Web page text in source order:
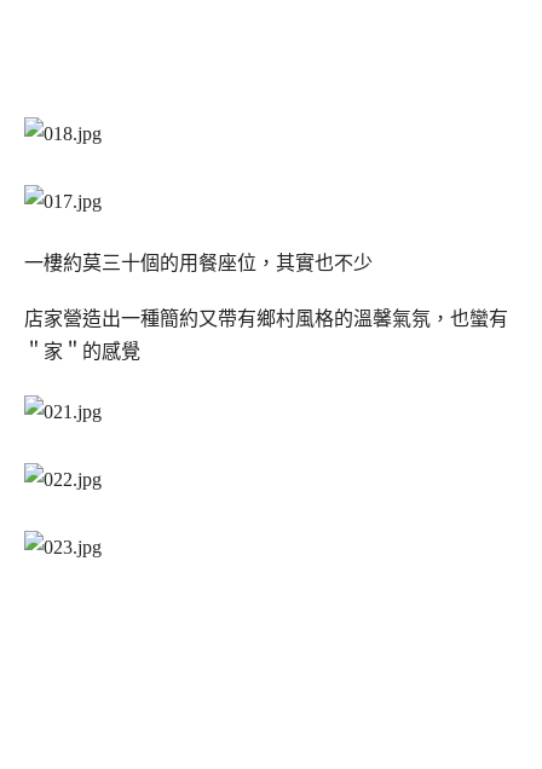
一樓約莫三十個的用餐座位，其實也不少
店家營造出一種簡約又帶有鄉村風格的溫馨氣氛，也蠻有
＂家＂的感覺